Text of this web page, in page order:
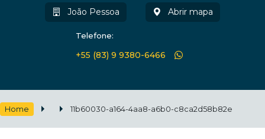
João Pessoa Abrir mapa
Telefone:
+55 (83) 9 9380-6466
Home 11b60030-a164-4aa8-a6b0-c8ca2d58b82e